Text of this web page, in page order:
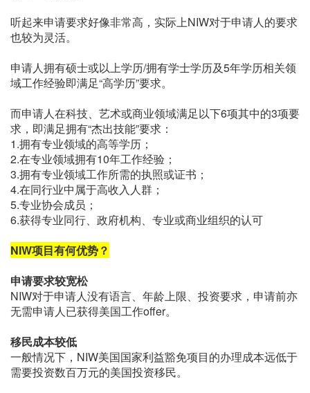
听起来申请要求好像非常高，实际上NIW对于申请人的要求
也较为灵活。
申请人拥有硕士或以上学历/拥有学士学历及5年学历相关领
域工作经验即满足“高学历”要求。
而申请人在科技、艺术或商业领域满足以下6项其中的3项要
求，即满足拥有“杰出技能”要求：
1.拥有专业领域的高等学历；
2.在专业领域拥有10年工作经验；
3.拥有专业领域工作所需的执照或证书；
4.在同行业中属于高收入人群；
5.专业协会成员；
6.获得专业同行、政府机构、专业或商业组织的认可
NIW项目有何优势？
申请要求较宽松
NIW对于申请人没有语言、年龄上限、投资要求，申请前亦
无需申请人已获得美国工作offer。
移民成本较低
一般情况下，NIW美国国家利益豁免项目的办理成本远低于
需要投资数百万元的美国投资移民。